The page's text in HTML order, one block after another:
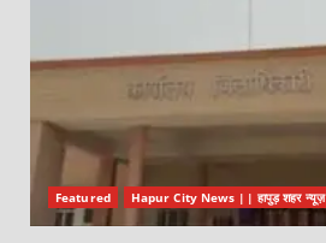
Featured Hapur City News || हापुड़ शहर न्यूज़